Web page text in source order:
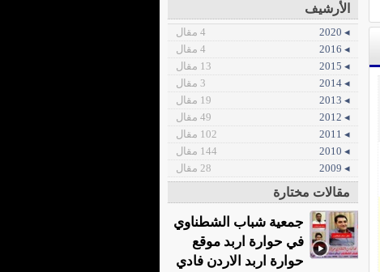
الأرشيف
◂ 2020
4 مقال
◂ 2016
4 مقال
◂ 2015
13 مقال
◂ 2014
3 مقال
◂ 2013
19 مقال
◂ 2012
49 مقال
◂ 2011
102 مقال
◂ 2010
144 مقال
◂ 2009
28 مقال
مقالات مختارة
جمعية شباب الشطناوي
في حوارة اربد موقع
حوارة اربد الاردن فادي